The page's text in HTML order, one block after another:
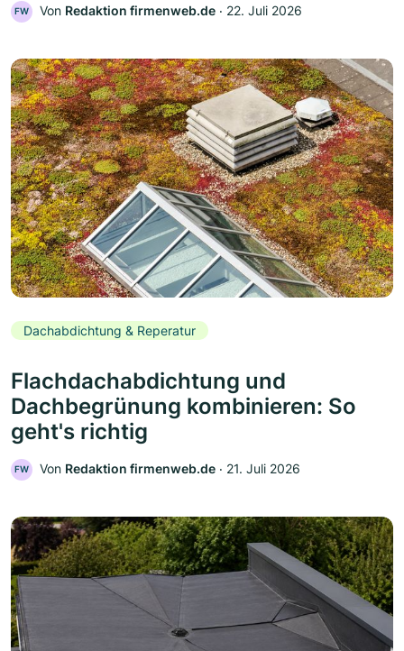
FW Von Redaktion firmenweb.de ‧ 22. Juli 2026
Dachabdichtung & Reperatur
Flachdachabdichtung und
Dachbegrünung kombinieren: So
geht's richtig
FW Von Redaktion firmenweb.de ‧ 21. Juli 2026